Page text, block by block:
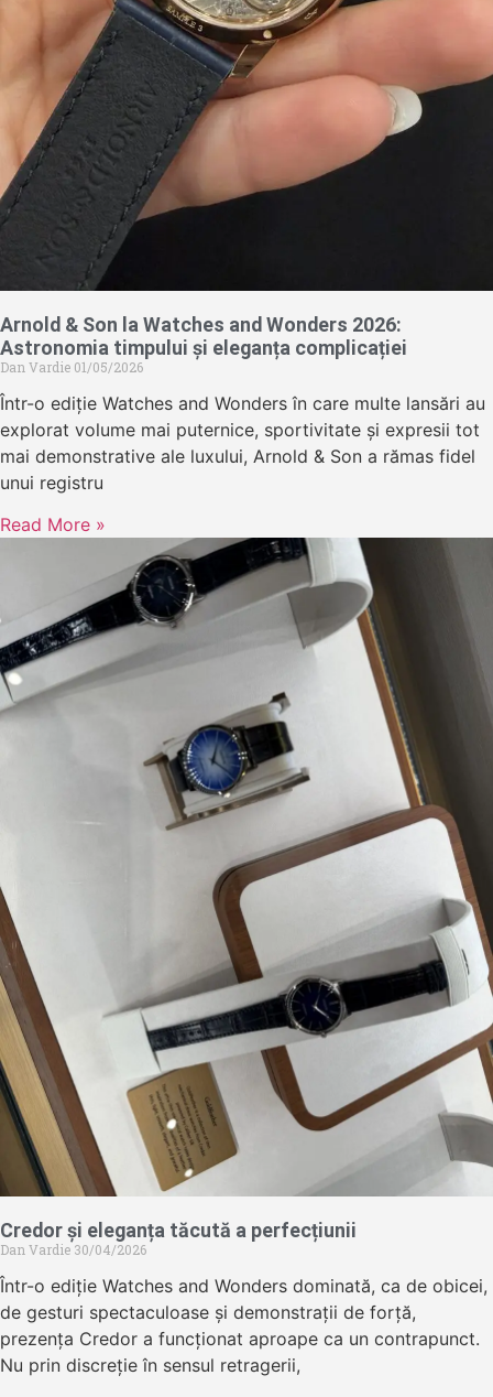
Arnold & Son la Watches and Wonders 2026:
Astronomia timpului și eleganța complicației
Dan Vardie 01/05/2026
Într-o ediție Watches and Wonders în care multe lansări au
explorat volume mai puternice, sportivitate și expresii tot
mai demonstrative ale luxului, Arnold & Son a rămas fidel
unui registru
Read More »
Credor și eleganța tăcută a perfecțiunii
Dan Vardie 30/04/2026
Într-o ediție Watches and Wonders dominată, ca de obicei,
de gesturi spectaculoase și demonstrații de forță,
prezența Credor a funcționat aproape ca un contrapunct.
Nu prin discreție în sensul retragerii,